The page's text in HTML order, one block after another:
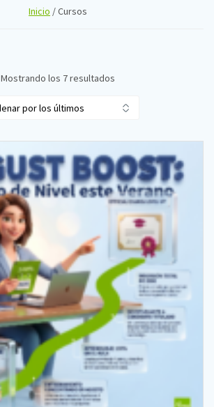
Inicio / Cursos
Mostrando los 7 resultados
los